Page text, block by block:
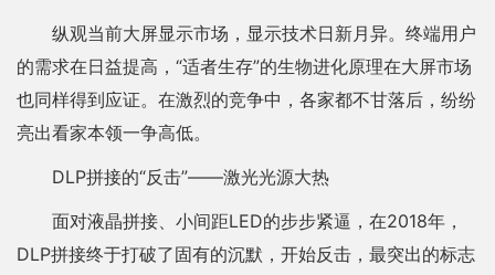
纵观当前大屏显示市场，显示技术日新月异。终端用户
的需求在日益提高，“适者生存”的生物进化原理在大屏市场
也同样得到应证。在激烈的竞争中，各家都不甘落后，纷纷
亮出看家本领一争高低。
DLP拼接的“反击”——激光光源大热
面对液晶拼接、小间距LED的步步紧逼，在2018年，
DLP拼接终于打破了固有的沉默，开始反击，最突出的标志